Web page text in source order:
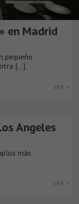
en Madrid
pequeño
[...]
VER +
Angeles
más
VER +